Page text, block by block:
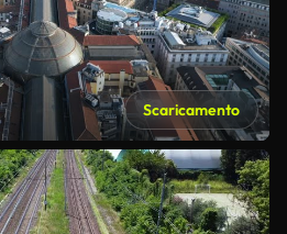
Scaricamento